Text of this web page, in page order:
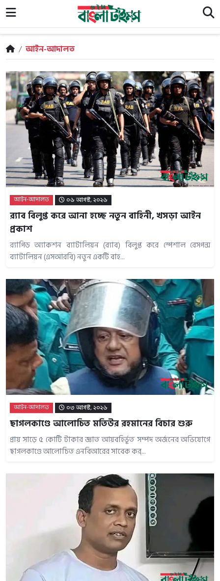
/ আইন-আদালত
আইন-আদালত ০৬ আগস্ট, ২০২৬
র‍্যাব বিলুপ্ত করে আনা হচ্ছে নতুন বাহিনী, খসড়া আইন
প্রকাশ
র‌্যাপিড অ্যাকশন ব্যাটালিয়ন (র‌্যাব) বিলুপ্ত করে স্পেশাল রেসপন্স
ব্যাটালিয়ন (এসআরবি) নতুন একটি বাহ...
আইন-আদালত ০৩ আগস্ট, ২০২৬
ছাগলকাণ্ডে আলোচিত মতিউর রহমানের বিচার শুরু
প্রায় সাড়ে ৫ কোটি টাকার জ্ঞাত আয়বহির্ভূত সম্পদ অর্জনের অভিযোগে
ছাগলকাণ্ডে আলোচিত এনবিআরের সাবেক কর্...